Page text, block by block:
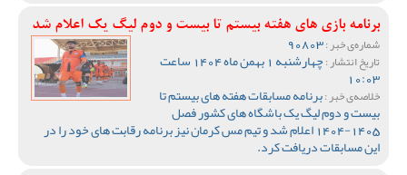
برنامه بازی های هفته بیستم تا بیست و دوم لیگ یک اعلام شد
شماره‌ی خبر :
تاریخ انتشار : چهارشنبه 1 بهمن ماه 1404 ساعت
10:03
خلاصه‌ی خبر :برنامه مسابقات هفته های بیستم تا
بیست و دوم لیگ یک باشگاه های کشور فصل
1405-1404 اعلام شد و تیم مس کرمان نیز برنامه رقابت های خود را در
این مسابقات دریافت کرد.